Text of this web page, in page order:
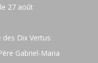
27 août
Dix Vertus
Gabriel-Maria